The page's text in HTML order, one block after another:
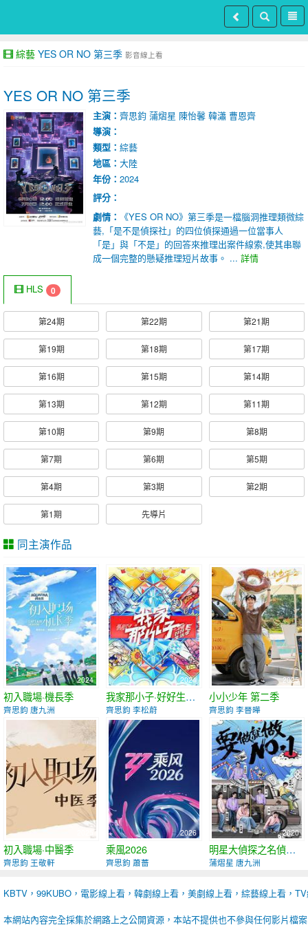
綜藝 YES OR NO 第三季 影音線上看
YES OR NO 第三季
主演： 齊思鈞 蒲熠星 陳怡馨 韓瀟 曹恩齊
導演：
類型： 綜藝
地區： 大陸
年份： 2024
評分：
劇情：
《YES OR NO》第三季是一檔腦洞推理類微綜
藝,「是不是偵探社」的四位偵探通過一位當事人
「是」與「不是」的回答來推理出案件線索,使其串聯
成一個完整的懸疑推理短片故事。 ... 詳情
HLS 0
第24期 第22期 第21期
第19期 第18期 第17期
第16期 第15期 第14期
第13期 第12期 第11期
第10期 第9期 第8期
第7期 第6期 第5期
第4期 第3期 第2期
第1期 先導片
同主演作品
2024
初入職場·機長季
齊思鈞 唐九洲
2024
我家那小子·好好生活季
齊思鈞 李松蔚
2025
小小少年 第二季
齊思鈞 李晉曄
初入職場·中醫季
齊思鈞 王敬軒
2026
乘風2026
齊思鈞 蕭薔
2020
明星大偵探之名偵探學院 第三季
蒲熠星 唐九洲
KBTV，99KUBO，電影線上看，韓劇線上看，美劇線上看，綜藝線上看，
本網站內容完全採集於網路上之公開資源，本站不提供也不參與任何影片檔